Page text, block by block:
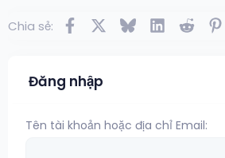
Chia sẻ: FacebookBlueskyLinkedInReddit
Đăng nhập
Tên tài khoản hoặc địa chỉ Email